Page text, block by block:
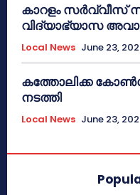
കാറളം സർവ്വീസ്
വിദ്യാഭ്യാസ
Local News June 23,
കത്തോലിക്ക
നടത്തി
Local News June 23,